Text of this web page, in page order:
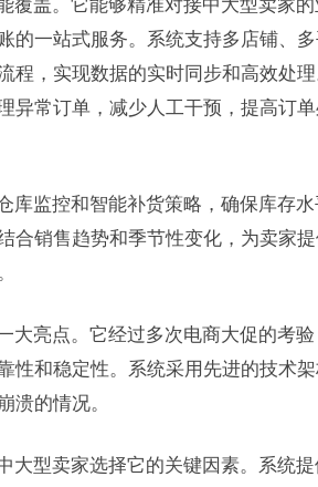
一站式服务。系统支持多店铺、多
程，实现数据的实时同步和高效处
异常订单，减少人工干预，提高订
库监控和智能补货策略，确保库存
合销售趋势和季节性变化，为卖家
大亮点。它经过多次电商大促的考
性和稳定性。系统采用先进的技术
溃的情况。
大型卖家选择它的关键因素。系统